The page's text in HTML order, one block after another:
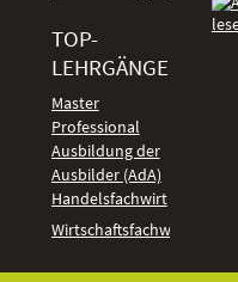
TOP-
LEHRGÄNGE
Master
Professional
Ausbildung der
Ausbilder (AdA)
Handelsfachwirt
Wirtschaftsfachwirt